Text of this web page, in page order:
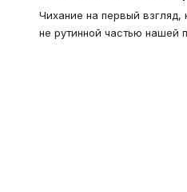
Чихание на первый
не рутинной частью нашей